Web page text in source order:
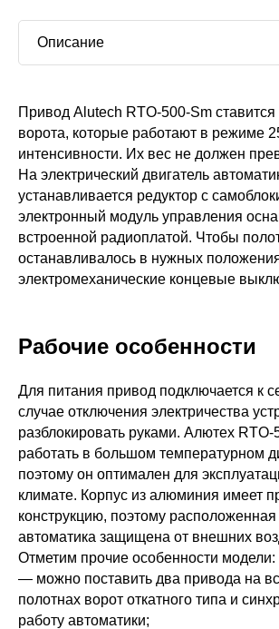
Описание
Привод Alutech RTO-500-Sm ставится
ворота, которые работают в режиме
интенсивности. Их вес не должен
На электрический двигатель
устанавливается редуктор с
электронный модуль управления
встроенной радиоплатой. Чтобы
останавливалось в нужных
электромеханические концевые
Рабочие особенности
Для питания привод подключается к
случае отключения электричества
разблокировать руками. Алютех
работать в большом температурном
поэтому он оптимален для
климате. Корпус из алюминия имеет
конструкцию, поэтому расположенная
автоматика защищена от внешних
Отметим прочие особенности модели:
— можно поставить два привода на
полотнах ворот откатного типа и
работу автоматики;
500
20
500
250
230
4
компании — и
Опытные
модели с
и
для
системы
Мы
и
работу
1 750 ₽
7 500 ₽
3 000 ₽